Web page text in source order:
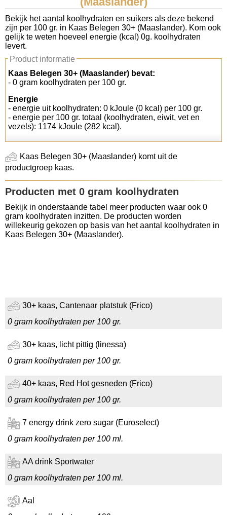
Koolhydraten tellen
Links
Bekijk het aantal koolhydraten en suikers als deze bekend
zijn per 100 gr. in Kaas Belegen 30+ (Maaslander). Kom ook
gelijk te weten hoeveel energie (kcal) 0g. koolhydraten
levert.
Product informatie
Kaas Belegen 30+ (Maaslander) bevat:
- 0 gram koolhydraten per 100 gr.
Energie
- energie uit koolhydraten: 0 kJoule (0 kcal) per 100 gr.
- energie per 100 gr. totaal (koolhydraten, eiwit, vet en
vezels): 1174 kJoule (282 kcal).
Kaas Belegen 30+ (Maaslander) komt uit de
productgroep kaas.
Producten met 0 gram koolhydraten
Bekijk in onderstaande tabel meer producten waar ook 0
gram koolhydraten inzitten. De producten worden
willekeurig gekozen op basis van het aantal koolhydraten in
Kaas Belegen 30+ (Maaslander).
30+ kaas, Cantenaar platstuk (Frico)
0 gram koolhydraten per 100 gr.
30+ kaas, licht pittig (linessa)
0 gram koolhydraten per 100 gr.
40+ kaas, Red Hot gesneden (Frico)
0 gram koolhydraten per 100 gr.
7 energy drink zero sugar (Euroselect)
0 gram koolhydraten per 100 ml.
AA drink Sportwater
0 gram koolhydraten per 100 ml.
Aal